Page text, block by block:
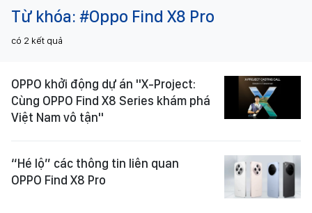
Từ khóa: #Oppo Find X8 Pro
có 2 kết quả
OPPO khởi động dự án "X-Project:
Cùng OPPO Find X8 Series khám phá
Việt Nam vô tận"
“Hé lộ” các thông tin liên quan
OPPO Find X8 Pro